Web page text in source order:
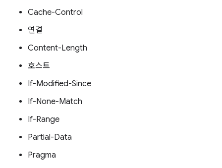
Cache-Control
연결
Content-Length
호스트
If-Modified-Since
If-None-Match
If-Range
Partial-Data
Pragma